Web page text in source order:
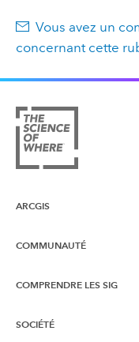
Vous avez un
concernant cette
ARCGIS
Vue d’ensemble d’ArcGIS
COMMUNAUTÉ
Esri Community
COMPRENDRE LES SIG
Qu’est-ce qu’un SIG ?
SOCIÉTÉ